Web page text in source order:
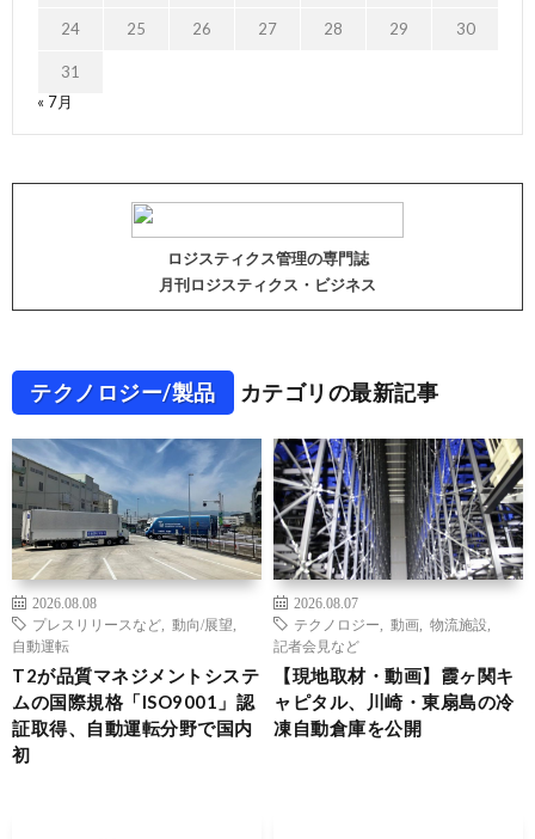
24 25 26 27 28 29 30
31
« 7月
ロジスティクス管理の専門誌
月刊ロジスティクス・ビジネス
テクノロジー/製品 カテゴリの最新記事
2026.08.08
プレスリリースなど
動向/展望
自動運転
T2が品質マネジメントシステ
ムの国際規格「ISO9001」認
証取得、自動運転分野で国内
初
2026.08.07
テクノロジー
動画 物流施設
記者会見など
【現地取材・動画】霞ヶ関キ
ャピタル、川崎・東扇島の冷
凍自動倉庫を公開